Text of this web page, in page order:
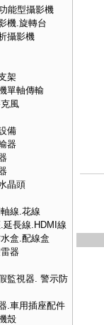
能型攝影機
機.旋轉台
攝影機
架
單軸傳輸
風
備
器
晶頭
線.花線
延長線.HDMI線
盒.配線盒
器
監視器. 警示防
.車用插座配件
殼